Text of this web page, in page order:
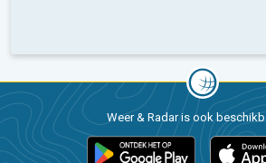
Weer & Radar is ook